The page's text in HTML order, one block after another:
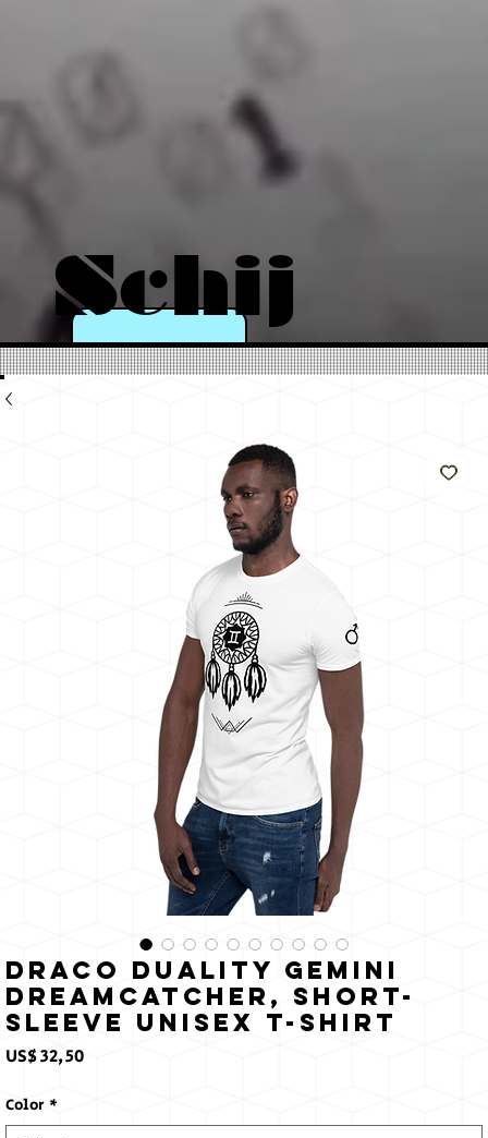
Schij
n als
zon
Draco Duality Gemini
Dreamcatcher, Short-
Sleeve Unisex T-Shirt
US$ 32,50Prijs
Color *